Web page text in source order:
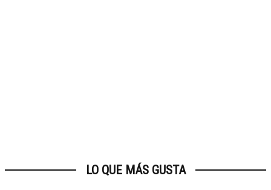
LO QUE MÁS GUSTA